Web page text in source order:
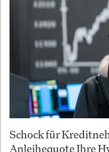
Schock für
Anleihequote Ihre